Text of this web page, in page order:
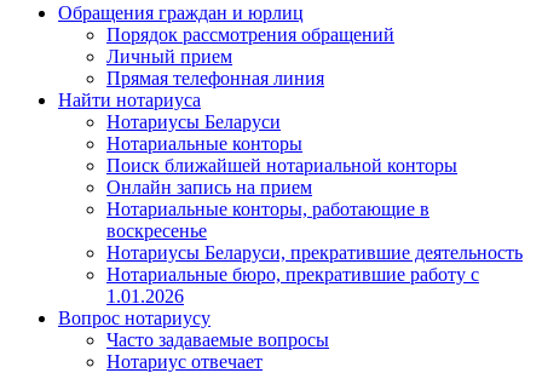
Обращения граждан и юрлиц
Порядок рассмотрения обращений
Личный прием
Прямая телефонная линия
Найти нотариуса
Нотариусы Беларуси
Нотариальные конторы
Поиск ближайшей нотариальной конторы
Онлайн запись на прием
Нотариальные конторы, работающие в
воскресенье
Нотариусы Беларуси, прекратившие деятельность
Нотариальные бюро, прекратившие работу с
1.01.2026
Вопрос нотариусу
Часто задаваемые вопросы
Нотариус отвечает